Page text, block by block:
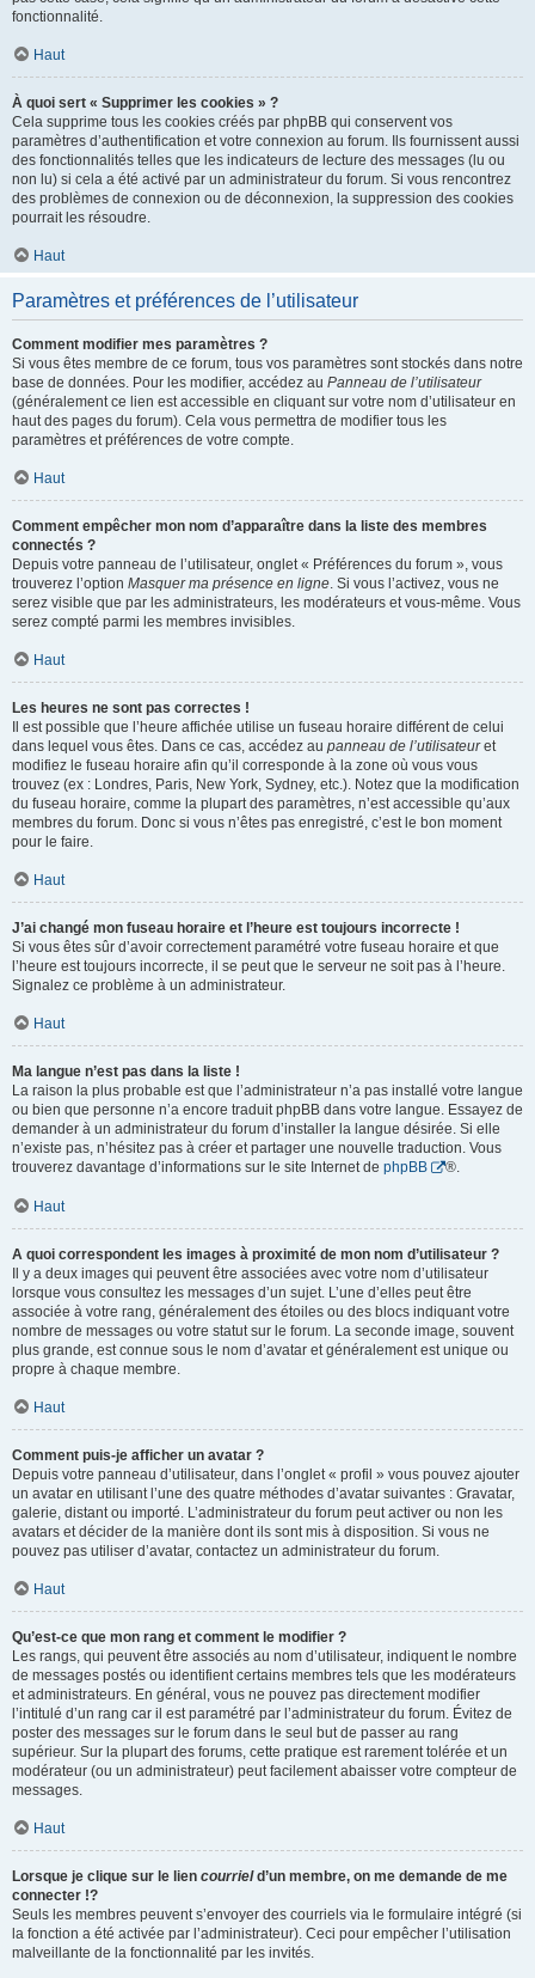
fonctionnalité.
Haut
À quoi sert « Supprimer les cookies » ?
Cela supprime tous les cookies créés par phpBB qui conservent vos
paramètres d’authentification et votre connexion au forum. Ils fournissent aussi
des fonctionnalités telles que les indicateurs de lecture des messages (lu ou
non lu) si cela a été activé par un administrateur du forum. Si vous rencontrez
des problèmes de connexion ou de déconnexion, la suppression des cookies
pourrait les résoudre.
Haut
Paramètres et préférences de l’utilisateur
Comment modifier mes paramètres ?
Si vous êtes membre de ce forum, tous vos paramètres sont stockés dans notre
base de données. Pour les modifier, accédez au Panneau de l’utilisateur
(généralement ce lien est accessible en cliquant sur votre nom d’utilisateur en
haut des pages du forum). Cela vous permettra de modifier tous les
paramètres et préférences de votre compte.
Haut
Comment empêcher mon nom d’apparaître dans la liste des membres
connectés ?
Depuis votre panneau de l’utilisateur, onglet « Préférences du forum », vous
trouverez l’option Masquer ma présence en ligne. Si vous l’activez, vous ne
serez visible que par les administrateurs, les modérateurs et vous-même. Vous
serez compté parmi les membres invisibles.
Haut
Les heures ne sont pas correctes !
Il est possible que l’heure affichée utilise un fuseau horaire différent de celui
dans lequel vous êtes. Dans ce cas, accédez au panneau de l’utilisateuret
modifiez le fuseau horaire afin qu’il corresponde à la zone où vous vous
trouvez (ex : Londres, Paris, New York, Sydney, etc.). Notez que la modification
du fuseau horaire, comme la plupart des paramètres, n’est accessible qu’aux
membres du forum. Donc si vous n’êtes pas enregistré, c’est le bon moment
pour le faire.
Haut
J’ai changé mon fuseau horaire et l’heure est toujours incorrecte !
Si vous êtes sûr d’avoir correctement paramétré votre fuseau horaire et que
l’heure est toujours incorrecte, il se peut que le serveur ne soit pas à l’heure.
Signalez ce problème à un administrateur.
Haut
Ma langue n’est pas dans la liste !
La raison la plus probable est que l’administrateur n’a pas installé votre langue
ou bien que personne n’a encore traduit phpBB dans votre langue. Essayez de
demander à un administrateur du forum d’installer la langue désirée. Si elle
n’existe pas, n’hésitez pas à créer et partager une nouvelle traduction. Vous
trouverez davantage d’informations sur le site Internet de phpBB ®.
Haut
A quoi correspondent les images à proximité de mon nom d’utilisateur ?
Il y a deux images qui peuvent être associées avec votre nom d’utilisateur
lorsque vous consultez les messages d’un sujet. L’une d’elles peut être
associée à votre rang, généralement des étoiles ou des blocs indiquant votre
nombre de messages ou votre statut sur le forum. La seconde image, souvent
plus grande, est connue sous le nom d’avatar et généralement est unique ou
propre à chaque membre.
Haut
Comment puis-je afficher un avatar ?
Depuis votre panneau d’utilisateur, dans l’onglet « profil » vous pouvez ajouter
un avatar en utilisant l’une des quatre méthodes d’avatar suivantes : Gravatar,
galerie, distant ou importé. L’administrateur du forum peut activer ou non les
avatars et décider de la manière dont ils sont mis à disposition. Si vous ne
pouvez pas utiliser d’avatar, contactez un administrateur du forum.
Haut
Qu’est-ce que mon rang et comment le modifier ?
Les rangs, qui peuvent être associés au nom d’utilisateur, indiquent le nombre
de messages postés ou identifient certains membres tels que les modérateurs
et administrateurs. En général, vous ne pouvez pas directement modifier
l’intitulé d’un rang car il est paramétré par l’administrateur du forum. Évitez de
poster des messages sur le forum dans le seul but de passer au rang
supérieur. Sur la plupart des forums, cette pratique est rarement tolérée et un
modérateur (ou un administrateur) peut facilement abaisser votre compteur de
messages.
Haut
Lorsque je clique sur le lien courrield’un membre, on me demande de me
connecter !?
Seuls les membres peuvent s’envoyer des courriels via le formulaire intégré (si
la fonction a été activée par l’administrateur). Ceci pour empêcher l’utilisation
malveillante de la fonctionnalité par les invités.